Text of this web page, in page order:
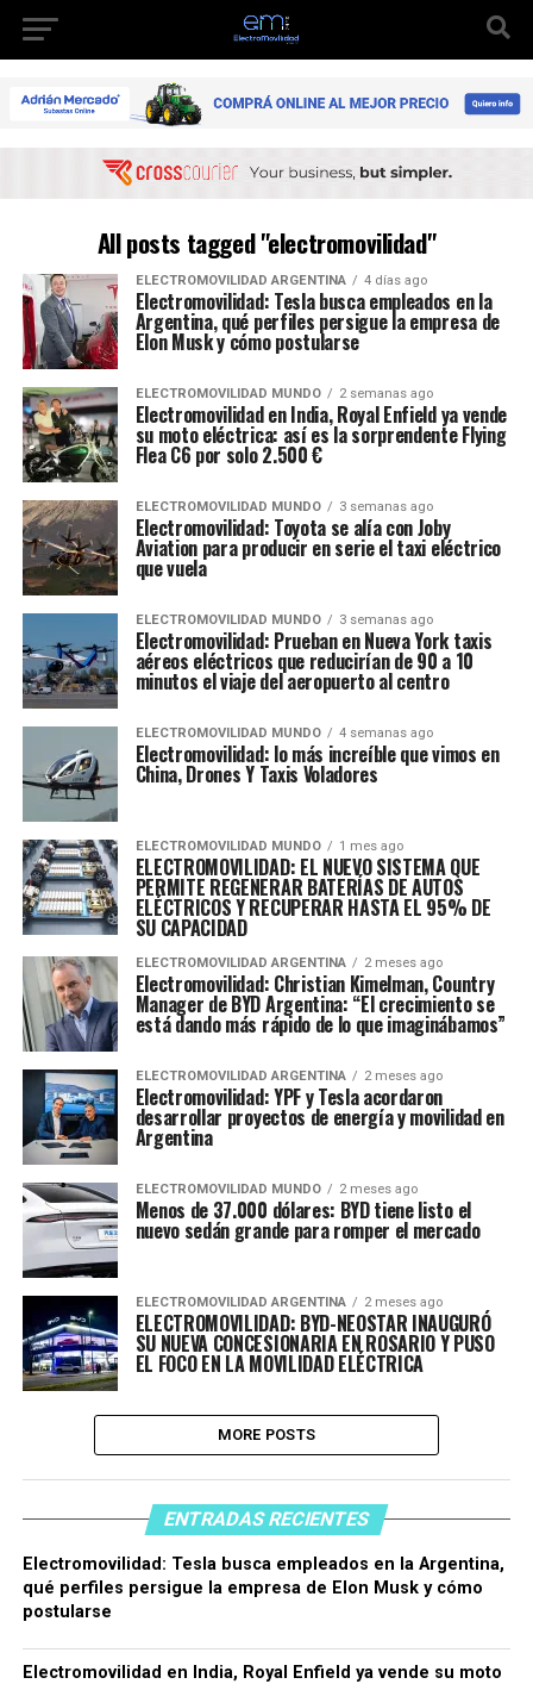
All posts tagged "electromovilidad"
ELECTROMOVILIDAD ARGENTINA 4 días ago
Electromovilidad: Tesla busca empleados en la
Argentina, qué perfiles persigue la empresa de
Elon Musk y cómo postularse
ELECTROMOVILIDAD MUNDO 2 semanas ago
Electromovilidad en India, Royal Enfield ya vende
su moto eléctrica: así es la sorprendente Flying
Flea C6 por solo 2.500 €
ELECTROMOVILIDAD MUNDO 3 semanas ago
Electromovilidad: Toyota se alía con Joby
Aviation para producir en serie el taxi eléctrico
que vuela
ELECTROMOVILIDAD MUNDO 3 semanas ago
Electromovilidad: Prueban en Nueva York taxis
aéreos eléctricos que reducirían de 90 a 10
minutos el viaje del aeropuerto al centro
ELECTROMOVILIDAD MUNDO 4 semanas ago
Electromovilidad: lo más increíble que vimos en
China, Drones Y Taxis Voladores
ELECTROMOVILIDAD MUNDO 1 mes ago
ELECTROMOVILIDAD: EL NUEVO SISTEMA QUE
PERMITE REGENERAR BATERÍAS DE AUTOS
ELÉCTRICOS Y RECUPERAR HASTA EL 95% DE
SU CAPACIDAD
ELECTROMOVILIDAD ARGENTINA 2 meses ago
Electromovilidad: Christian Kimelman, Country
Manager de BYD Argentina: “El crecimiento se
está dando más rápido de lo que imaginábamos”
ELECTROMOVILIDAD ARGENTINA 2 meses ago
Electromovilidad: YPF y Tesla acordaron
desarrollar proyectos de energía y movilidad en
Argentina
ELECTROMOVILIDAD MUNDO 2 meses ago
Menos de 37.000 dólares: BYD tiene listo el
nuevo sedán grande para romper el mercado
ELECTROMOVILIDAD ARGENTINA 2 meses ago
ELECTROMOVILIDAD: BYD-NEOSTAR INAUGURÓ
SU NUEVA CONCESIONARIA EN ROSARIO Y PUSO
EL FOCO EN LA MOVILIDAD ELÉCTRICA
MORE POSTS
ENTRADAS RECIENTES
Electromovilidad: Tesla busca empleados en la Argentina,
qué perfiles persigue la empresa de Elon Musk y cómo
postularse
Electromovilidad en India, Royal Enfield ya vende su moto